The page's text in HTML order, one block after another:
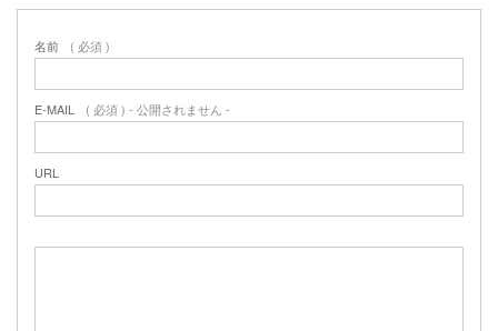
名前 ( 必須 )
E-MAIL ( 必須 ) - 公開されません -
URL